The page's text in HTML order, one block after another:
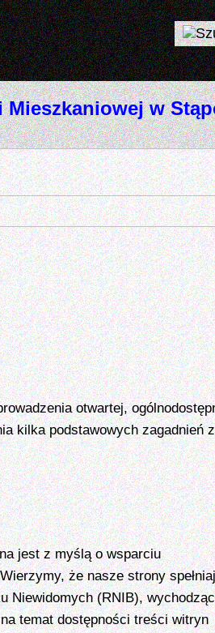
Mieszkaniowej w
otwartej,
kilka podstawowych zagadnień
jest z myślą o wsparciu
że nasze strony
Niewidomych (RNIB), wychodząc
temat dostępności treści witryn